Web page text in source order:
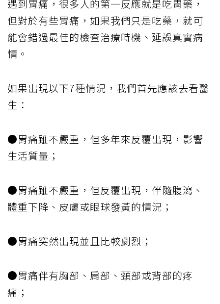
遇到胃痛，很多人的第一反應就是吃胃藥，
但對於有些胃痛，如果我們只是吃藥，就可
能會錯過最佳的檢查治療時機、延誤真實病
情。
如果出現以下7種情況，我們首先應該去看醫
生：
●胃痛雖不嚴重，但多年來反覆出現，影響
生活質量；
●胃痛雖不嚴重，但反覆出現，伴隨腹瀉、
體重下降、皮膚或眼球發黃的情況；
●胃痛突然出現並且比較劇烈；
●胃痛伴有胸部、肩部、頸部或背部的疼
痛；